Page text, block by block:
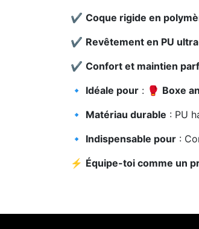
✔ Coque rigide en
✔ Revêtement en PU
✔ Confort et maintien
🔹 Idéale pour : 🥊 Boxe
🔹 Matériau durable : PU
🔹 Indispensable pour :
⚡ Équipe-toi comme un